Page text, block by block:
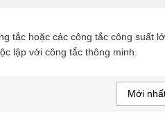
tắc hoặc các công tắc công suất
lập với công tắc thông minh.
Mới